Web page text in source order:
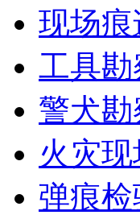
现场
工具勘
警犬勘
火灾
弹痕检